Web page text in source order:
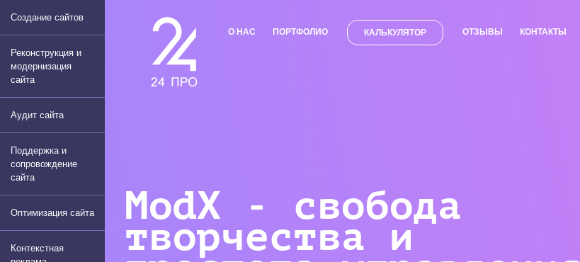
О НАС ПОРТФОЛИО КАЛЬКУЛЯТОР ОТЗЫВЫ КОНТАКТЫ
ModX - свобода
творчества и
Создание сайтов
Реконструкция и
модернизация
сайта
Аудит сайта
Поддержка и
сопровождение
сайта
Оптимизация сайта
Контекстная